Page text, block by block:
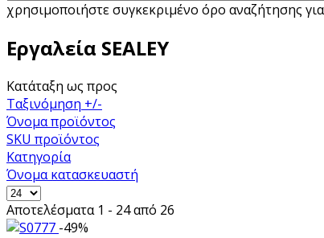
χρησιμοποιήστε συγκεκριμένο όρο αναζήτησης
Εργαλεία SEALEY
Κατάταξη ως προς
Ταξινόμηση +/-
Όνομα προϊόντος
SKU προϊόντος
Κατηγορία
Όνομα κατασκευαστή
Αποτελέσματα 1 - 24 από 26
-49%